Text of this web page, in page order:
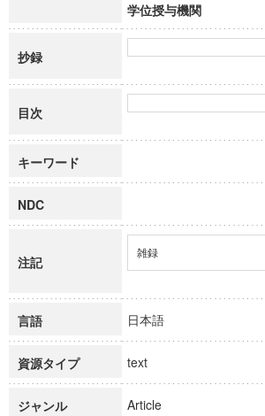
学位授与機関
抄録
目次
キーワード
NDC
注記
雑録
言語 日本語
資源タイプ text
ジャンル Article